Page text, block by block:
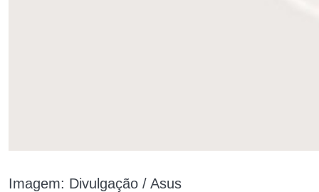
Imagem: Divulgação / Asus